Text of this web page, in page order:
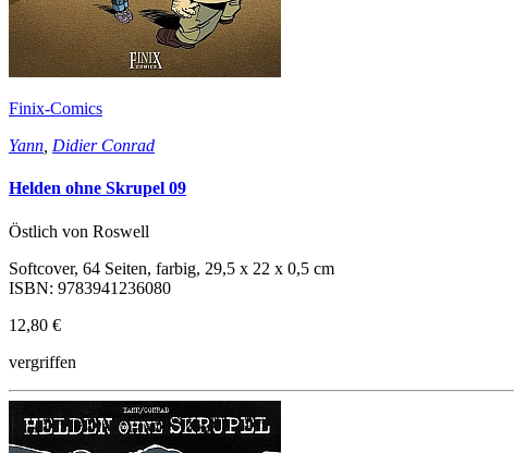
Finix-Comics
Yann Didier Conrad
Helden ohne Skrupel 09
Östlich von Roswell
Softcover, 64 Seiten, farbig, 29,5 x 22 x 0,5 cm
ISBN: 9783941236080
12,80 €
vergriffen